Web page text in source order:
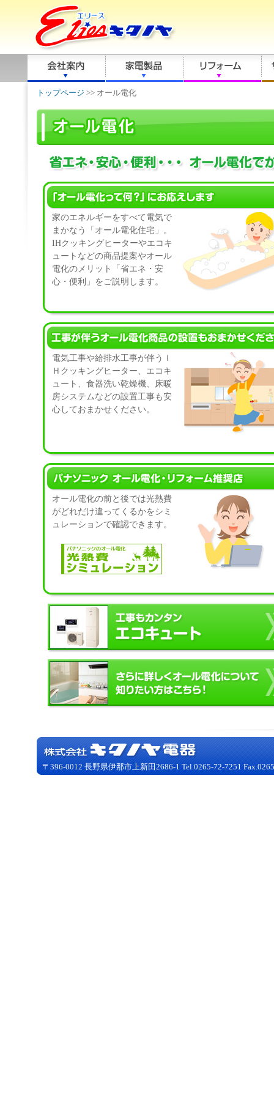
トップページ >> オール電化
家のエネルギーをすべて電気で
まかなう「オール電化住宅」。
IHクッキングヒーターやエコキ
ュートなどの商品提案やオール
電化のメリット「省エネ・安
心・便利」をご説明します。
電気工事や給排水工事が伴うＩ
Ｈクッキングヒーター、エコキ
ュート、食器洗い乾燥機、床暖
房システムなどの設置工事も安
心しておまかせください。
オール電化の前と後では光熱費
がどれだけ違ってくるかをシミ
ュレーションで確認できます。
〒396-0012 長野県伊那市上新田2686-1 Tel.0265-72-7251